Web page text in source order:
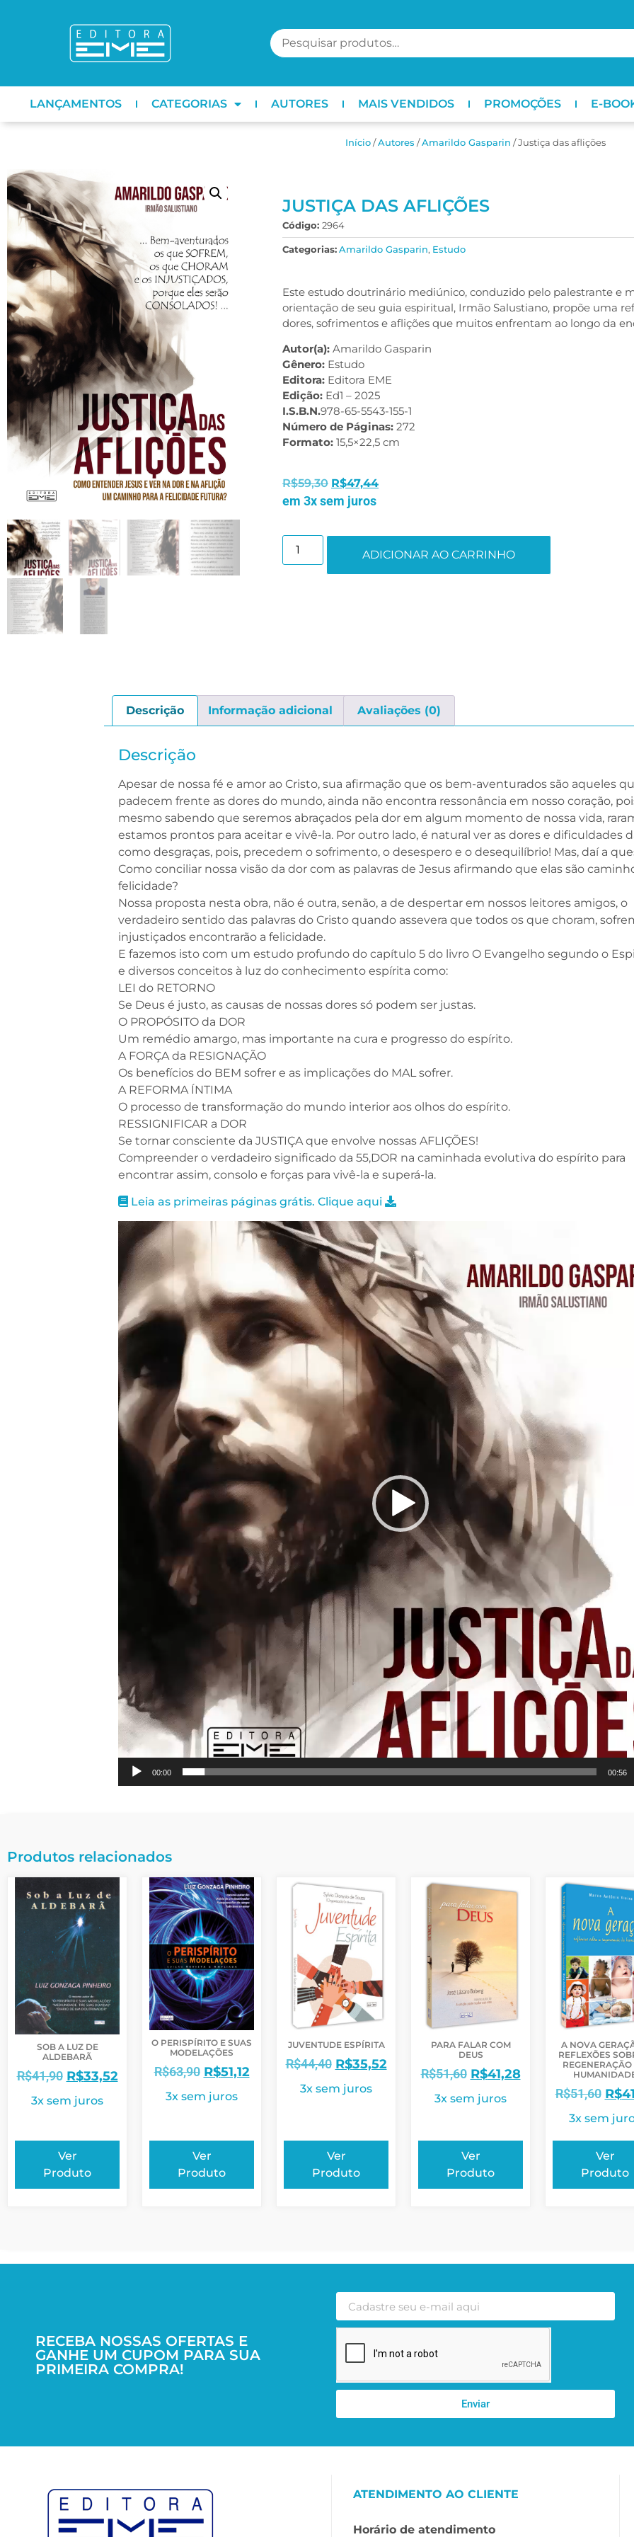
LANÇAMENTOS CATEGORIAS AUTORES MAIS VENDIDOS PROMOÇÕES E-
Início/ㅤAutores /Amarildo Gasparin / Justiça das aflições
JUSTIÇA DAS AFLIÇÕES
Código: 2964
Categorias:Amarildo Gasparin, Estudo
Este estudo doutrinário mediúnico, conduzido pelo palestrante e
orientação de seu guia espiritual, Irmão Salustiano, propõe uma
dores, sofrimentos e aflições que muitos enfrentam ao longo da
Autor(a):Amarildo Gasparin
Gênero:Estudo
Editora: Editora EME
Edição: Ed1 – 2025
I.S.B.N.978-65-5543-155-1
Número de Páginas: 272
Formato:15,5×22,5 cm
R$59,30 R$47,44
em 3x sem juros
ADICIONAR AO CARRINHO
Descrição Informação adicional Avaliações (0)
Descrição
Apesar de nossa fé e amor ao Cristo, sua afirmação que os bem-aventurados são aqueles
padecem frente as dores do mundo, ainda não encontra ressonância em nosso coração,
mesmo sabendo que seremos abraçados pela dor em algum momento de nossa vida,
estamos prontos para aceitar e vivê-la. Por outro lado, é natural ver as dores e dificuldades
como desgraças, pois, precedem o sofrimento, o desespero e o desequilíbrio! Mas, daí a
Como conciliar nossa visão da dor com as palavras de Jesus afirmando que elas são
felicidade?
Nossa proposta nesta obra, não é outra, senão, a de despertar em nossos leitores amigos, o
verdadeiro sentido das palavras do Cristo quando assevera que todos os que choram,
injustiçados encontrarão a felicidade.
E fazemos isto com um estudo profundo do capítulo 5 do livro O Evangelho segundo o
e diversos conceitos à luz do conhecimento espírita como:
LEI do RETORNO
Se Deus é justo, as causas de nossas dores só podem ser justas.
O PROPÓSITO da DOR
Um remédio amargo, mas importante na cura e progresso do espírito.
A FORÇA da RESIGNAÇÃO
Os benefícios do BEM sofrer e as implicações do MAL sofrer.
A REFORMA ÍNTIMA
O processo de transformação do mundo interior aos olhos do espírito.
RESSIGNIFICAR a DOR
Se tornar consciente da JUSTIÇA que envolve nossas AFLIÇÕES!
Compreender o verdadeiro significado da 55,DOR na caminhada evolutiva do espírito para
encontrar assim, consolo e forças para vivê-la e superá-la.
Leia as primeiras páginas grátis. Clique aqui
Tocador
vídeo
00:00 00:56
Produtos relacionados
SOB A LUZ DE
ALDEBARÃ
R$41,90 R$33,52
3x sem juros
Ver
Produto
O PERISPÍRITO E SUAS
MODELAÇÕES
R$63,90 R$51,12
3x sem juros
Ver
Produto
JUVENTUDE ESPÍRITA
R$44,40 R$35,52
3x sem juros
Ver
Produto
PARA FALAR COM
DEUS
R$51,60 R$41,28
3x sem juros
Ver
Produto
A NOVA
REFLEXÕES
R$51,60 R$
3x sem
Ver
Produto
RECEBA NOSSAS OFERTAS E
GANHE UM CUPOM PARA SUA
PRIMEIRA COMPRA!
Enviar
ATENDIMENTO AO CLIENTE
Horário de atendimento